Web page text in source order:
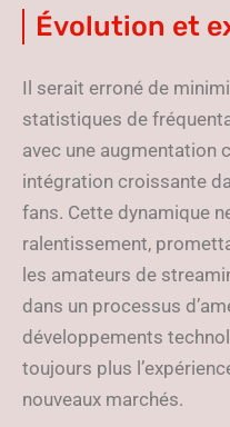
Évolution et
Il serait erroné de
statistiques de
avec une augmentation
intégration croissante
fans. Cette dynamique
ralentissement,
les amateurs de
dans un processus
développements
toujours plus
nouveaux marchés.